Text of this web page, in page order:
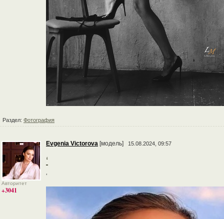
Раздел: Фотография
Авторитет
+3041
Evgenia Victorova [модель] 15.08.2024, 09:57
‘
‘